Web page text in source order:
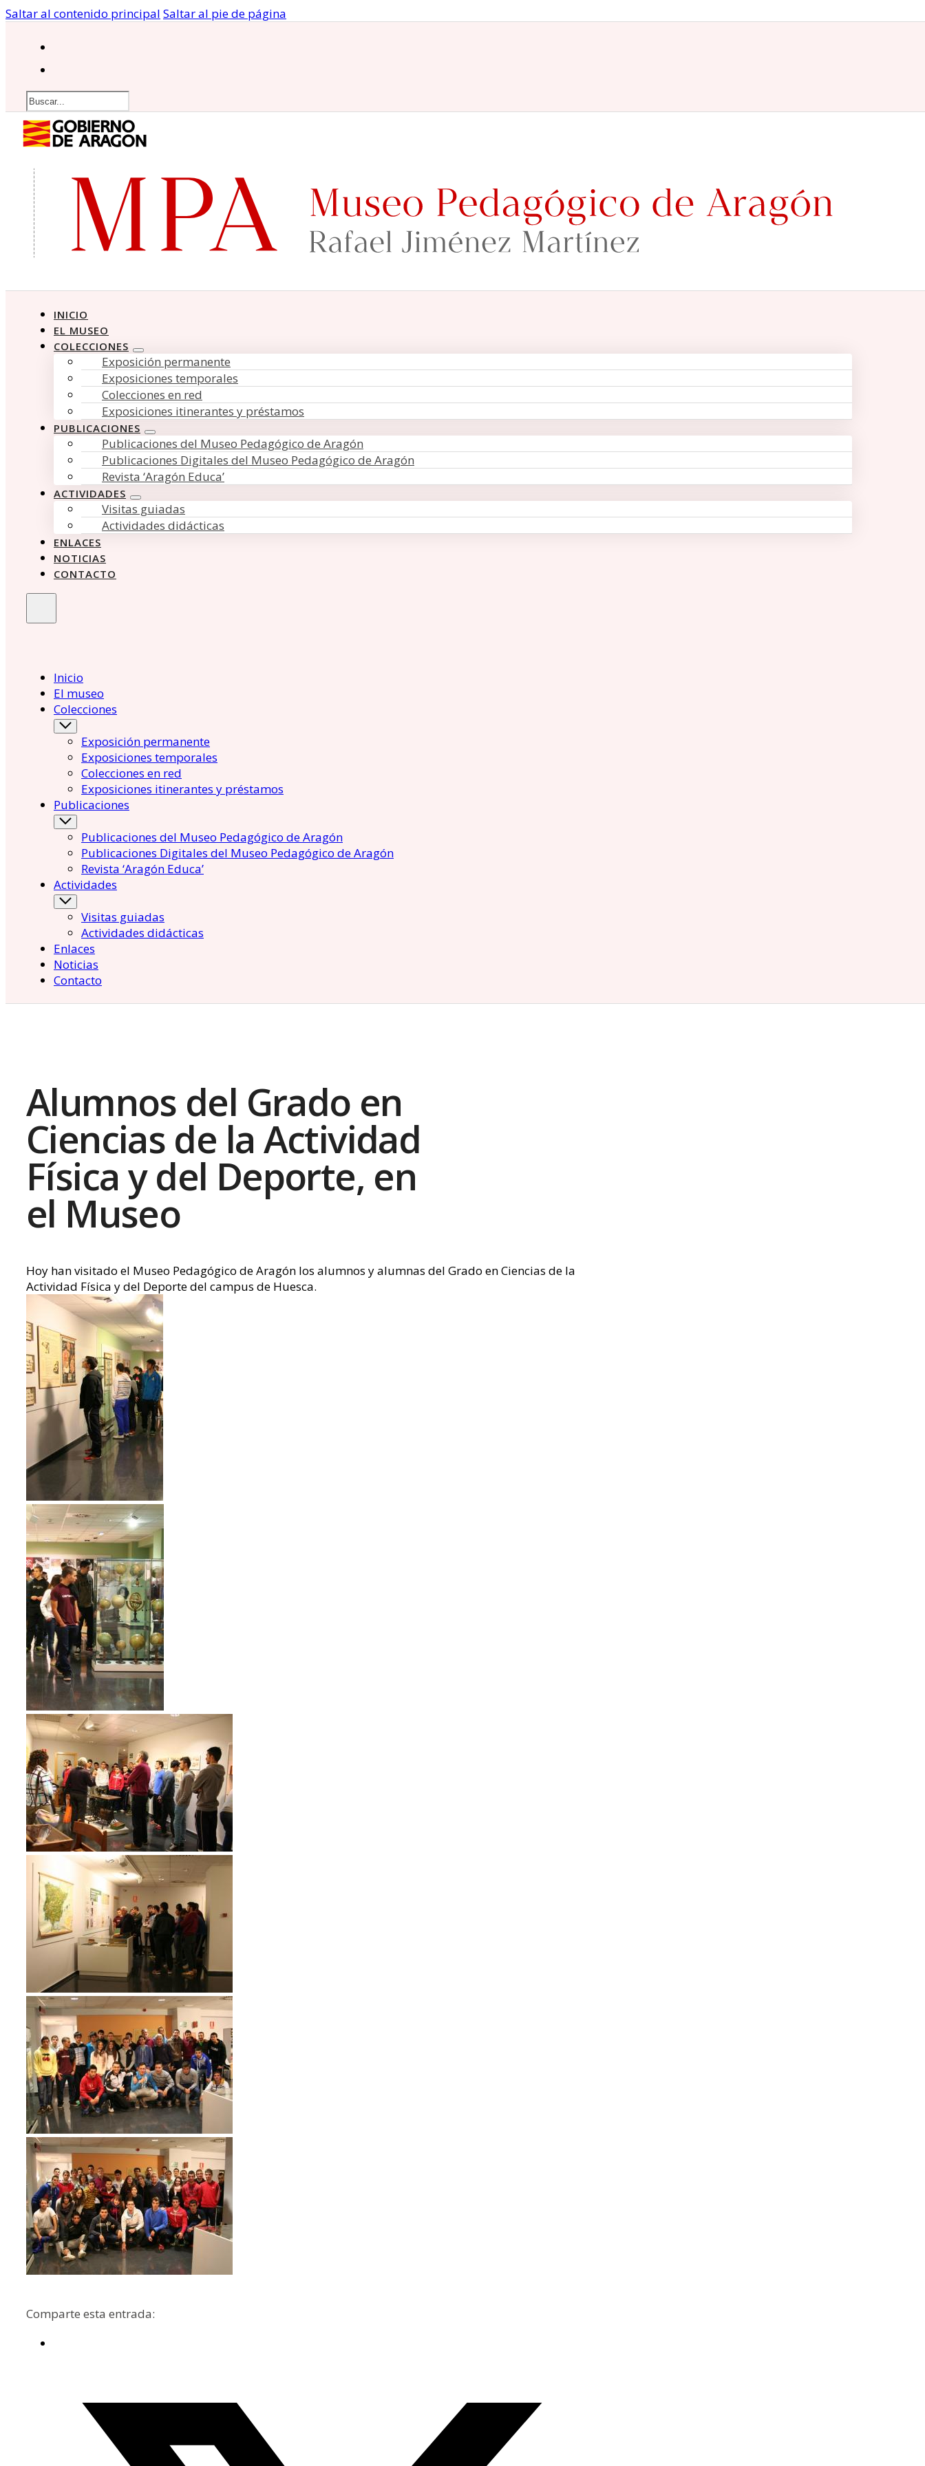
Saltar al contenido principal Saltar al pie de página
Buscar
INICIO
EL MUSEO
COLECCIONES
Exposición permanente
Exposiciones temporales
Colecciones en red
Exposiciones itinerantes y préstamos
PUBLICACIONES
Publicaciones del Museo Pedagógico de Aragón
Publicaciones Digitales del Museo Pedagógico de Aragón
Revista ‘Aragón Educa’
ACTIVIDADES
Visitas guiadas
Actividades didácticas
ENLACES
NOTICIAS
CONTACTO
Inicio
El museo
Colecciones
Exposición permanente
Exposiciones temporales
Colecciones en red
Exposiciones itinerantes y préstamos
Publicaciones
Publicaciones del Museo Pedagógico de Aragón
Publicaciones Digitales del Museo Pedagógico de Aragón
Revista ‘Aragón Educa’
Actividades
Visitas guiadas
Actividades didácticas
Enlaces
Noticias
Contacto
Alumnos del Grado en
Ciencias de la Actividad
Física y del Deporte, en
el Museo
Hoy han visitado el Museo Pedagógico de Aragón los alumnos y alumnas del Grado en Ciencias de la
Actividad Física y del Deporte del campus de Huesca.
Comparte esta entrada: